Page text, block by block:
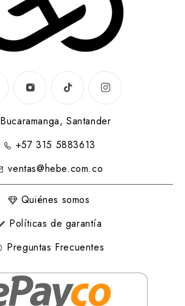
Bucaramanga, Santander
+57 315 5883613
ventas@hebe.com.co
Quiénes somos
Políticas de garantía
Preguntas Frecuentes